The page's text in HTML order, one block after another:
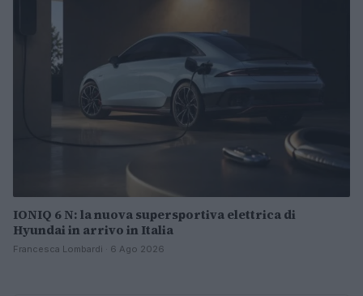
IONIQ 6 N: la nuova supersportiva elettrica di
Hyundai in arrivo in Italia
Francesca Lombardi · 6 Ago 2026